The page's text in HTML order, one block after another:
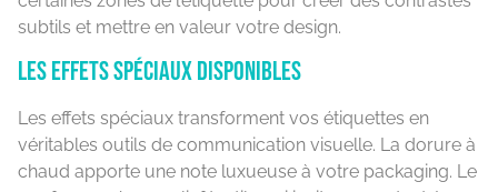
subtils et mettre en valeur votre design.
Les effets spéciaux disponibles
Les effets spéciaux transforment vos étiquettes en
véritables outils de communication visuelle. La dorure à
chaud apporte une note luxueuse à votre packaging. Le